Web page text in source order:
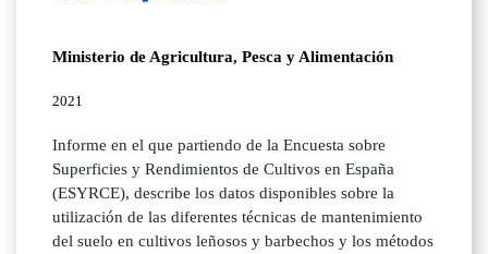
Ministerio de Agricultura, Pesca y Alimentación
2021
Informe en el que partiendo de la Encuesta sobre
Superficies y Rendimientos de Cultivos en España
(ESYRCE), describe los datos disponibles sobre la
utilización de las diferentes técnicas de mantenimiento
del suelo en cultivos leñosos y barbechos y los métodos